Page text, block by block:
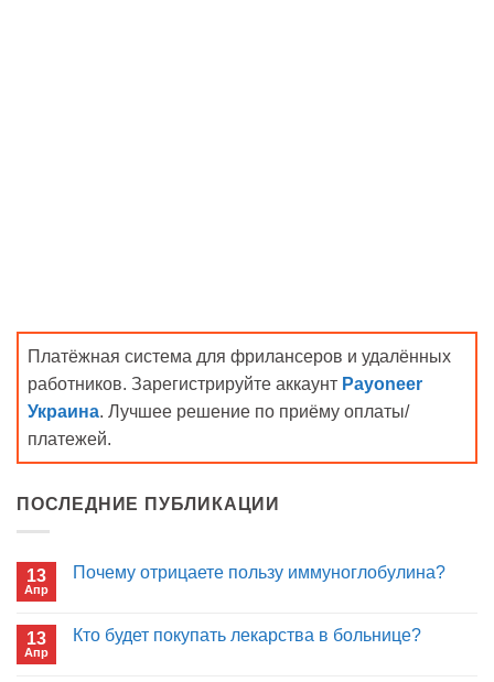
Платёжная система для фрилансеров и удалённых
работников. Зарегистрируйте аккаунт Payoneer
Украина. Лучшее решение по приёму оплаты/
платежей.
ПОСЛЕДНИЕ ПУБЛИКАЦИИ
13
Апр
Почему отрицаете пользу иммуноглобулина?
Почему
13
Апр
Кто будет покупать лекарства в больнице?